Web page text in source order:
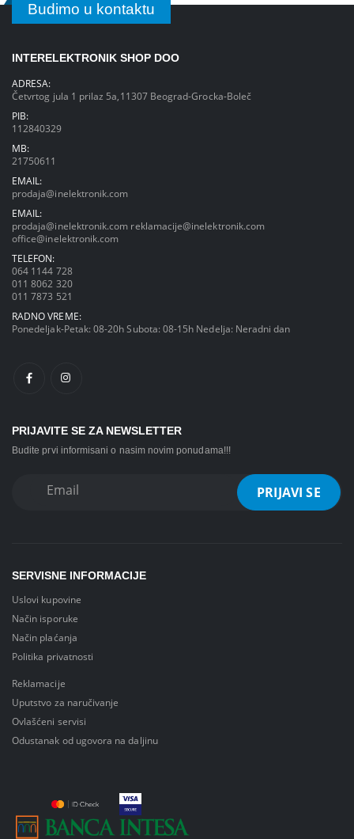
Budimo u kontaktu
INTERELEKTRONIK SHOP DOO
ADRESA:
Četvrtog jula 1 prilaz 5a,11307 Beograd-Grocka-Boleč
PIB:
112840329
MB:
21750611
EMAIL:
prodaja@inelektronik.com
EMAIL:
prodaja@inelektronik.com reklamacije@inelektronik.com
office@inelektronik.com
TELEFON:
064 1144 728
011 8062 320
011 7873 521
RADNO VREME:
Ponedeljak-Petak: 08-20h Subota: 08-15h Nedelja: Neradni dan
PRIJAVITE SE ZA NEWSLETTER
Budite prvi informisani o nasim novim ponudama!!!
SERVISNE INFORMACIJE
Uslovi kupovine
Način isporuke
Način plaćanja
Politika privatnosti
Reklamacije
Uputstvo za naručivanje
Ovlašćeni servisi
Odustanak od ugovora na daljinu